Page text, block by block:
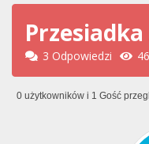
Przesiadka
3 Odpowiedzi
0 użytkowników i 1 Gość